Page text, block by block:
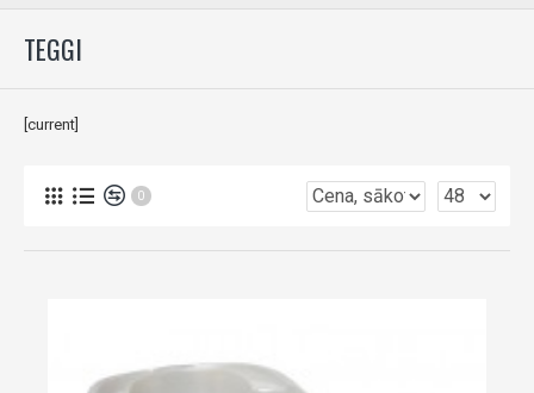
TEGGI
[current]
0